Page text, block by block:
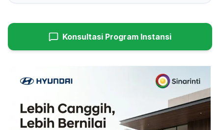
Konsultasi Program Instansi